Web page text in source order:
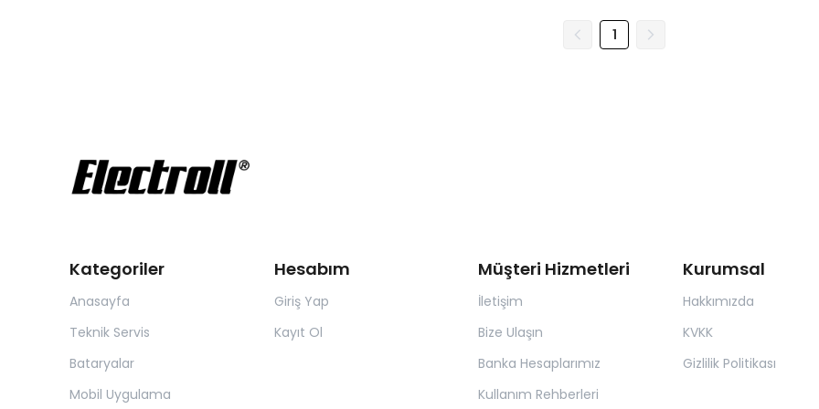
1
Kategoriler
Anasayfa
Teknik Servis
Bataryalar
Mobil Uygulama
Hesabım
Giriş Yap
Kayıt Ol
Müşteri Hizmetleri
İletişim
Bize Ulaşın
Banka Hesaplarımız
Kullanım Rehberleri
Kurumsal
Hakkımızda
KVKK
Gizlilik Politikası